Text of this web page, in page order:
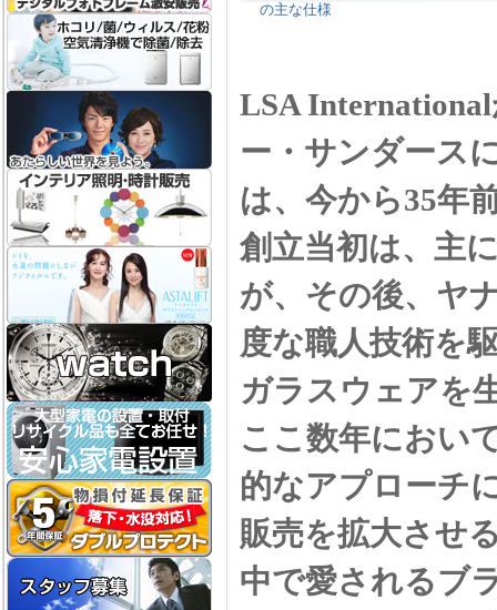
の主な仕様
LSA
ー・サンダース
は、今から35年
創立当初は、主
が、その後、ヤ
度な職人技術を
ガラスウェアを
ここ数年におい
的なアプローチ
販売を拡大させ
中で愛されるブ